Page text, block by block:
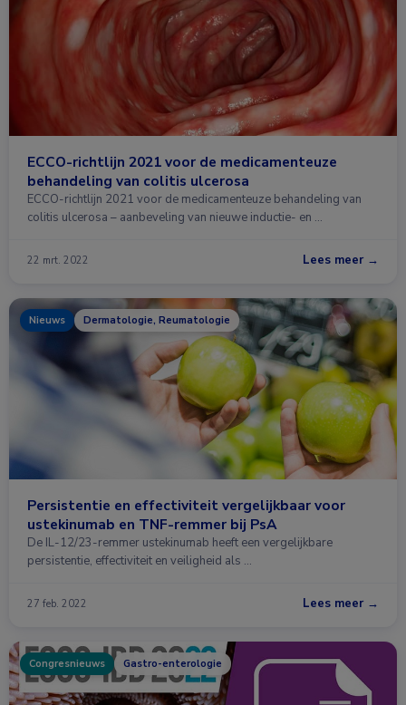
ECCO-richtlijn 2021 voor de medicamenteuze
behandeling van colitis ulcerosa
ECCO-richtlijn 2021 voor de medicamenteuze behandeling van
colitis ulcerosa – aanbeveling van nieuwe inductie- en …
22 mrt. 2022 Lees meer →
Nieuws Dermatologie, Reumatologie
Persistentie en effectiviteit vergelijkbaar voor
ustekinumab en TNF-remmer bij PsA
De IL-12/23-remmer ustekinumab heeft een vergelijkbare
persistentie, effectiviteit en veiligheid als …
27 feb. 2022 Lees meer →
Congresnieuws Gastro-enterologie